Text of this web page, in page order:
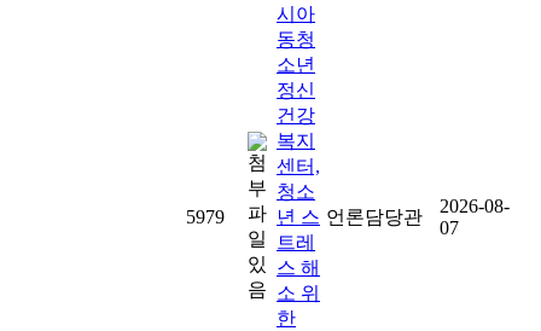
5979
시아
동청
소년
정신
건강
복지
센터,
청소
년 스
트레
스 해
소 위
한
언론담당관
2026-08-
07